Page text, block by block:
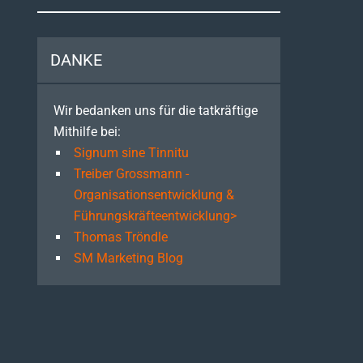
DANKE
Wir bedanken uns für die tatkräftige
Mithilfe bei:
Signum sine Tinnitu
Treiber Grossmann -
Organisationsentwicklung &
Führungskräfteentwicklung>
Thomas Tröndle
SM Marketing Blog